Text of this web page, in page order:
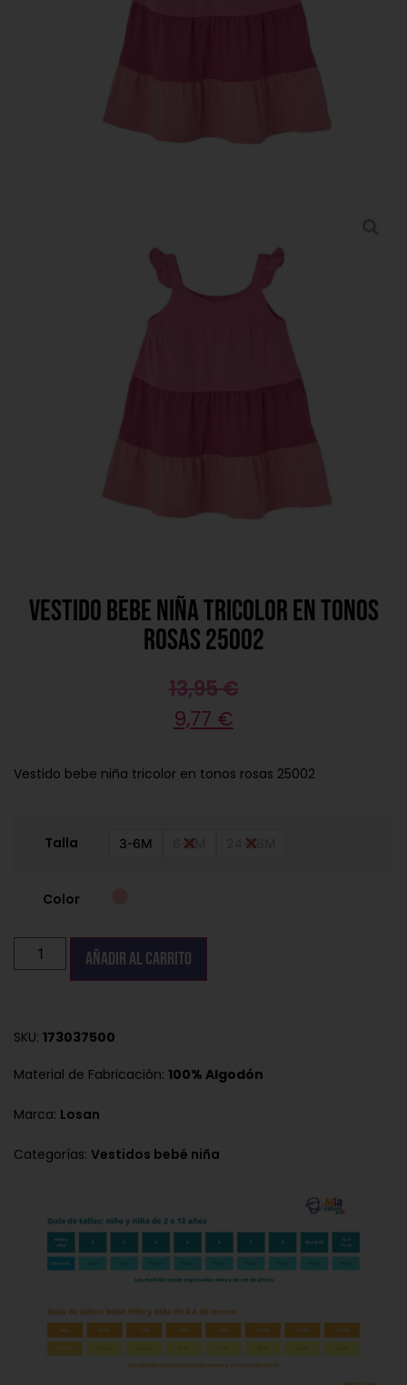
Vestido bebe niña tricolor en tonos
rosas 25002
13,95€
9,77 €
Vestido bebe niña tricolor en tonos rosas 25002
Talla 3-6M 6-9M 24-36M
Color
Añadir al carrito
SKU: 173037500
Material de Fabricación: 100% Algodón
Marca: Losan
Categorías: Vestidos bebé niña